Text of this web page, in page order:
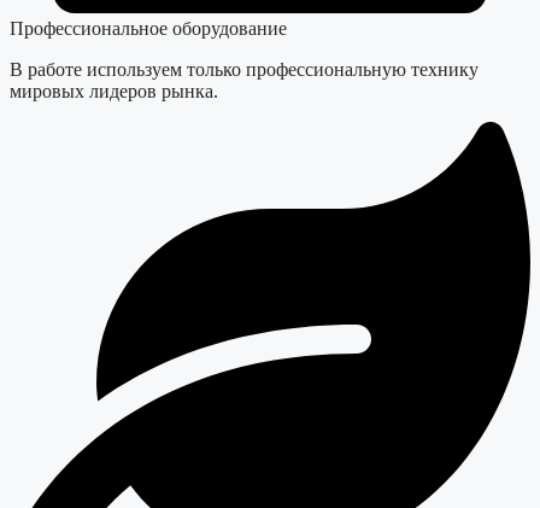
Профессиональное оборудование
В работе используем только профессиональную технику
мировых лидеров рынка.